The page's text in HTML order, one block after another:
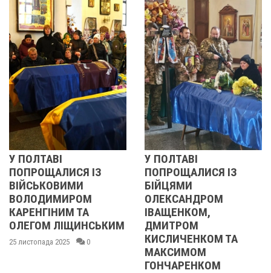
ІЗ
ТА
ЛІЩИНСЬКИМ
2025 0
У ПОЛТАВІ
ПОПРОЩАЛИСЯ ІЗ
ОЛЕКСАНДРОМ
ІВАЩЕНКОМ,
ДМИТРОМ
КИСЛИЧЕНКОМ ТА
МАКСИМОМ
ГОНЧАРЕНКОМ
2013